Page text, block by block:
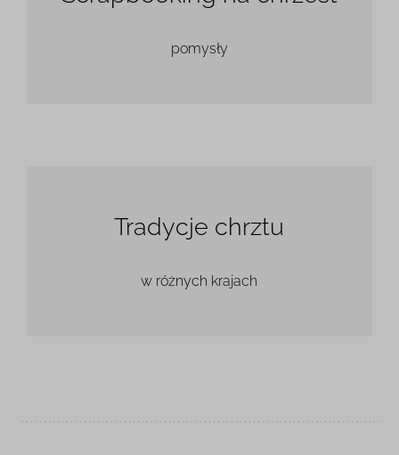
pomysły
Tradycje chrztu
w różnych krajach